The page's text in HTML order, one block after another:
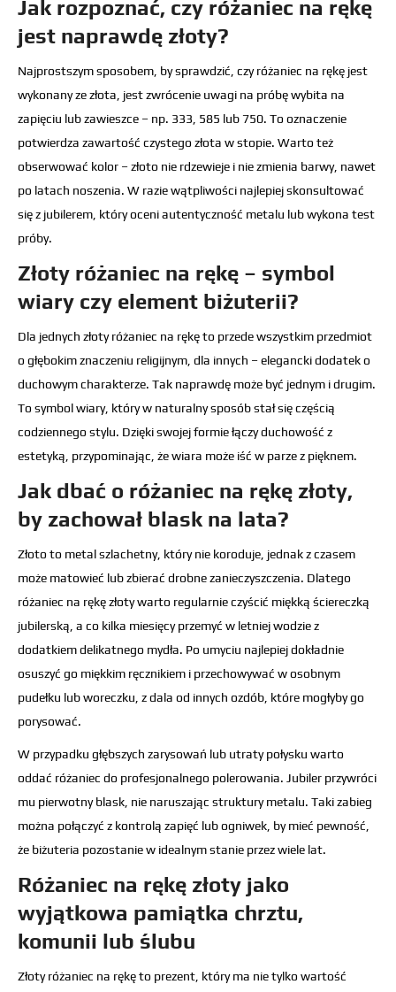
Jak rozpoznać, czy różaniec na rękę
jest naprawdę złoty?
Najprostszym sposobem, by sprawdzić, czy różaniec na rękę jest
wykonany ze złota, jest zwrócenie uwagi na próbę wybita na
zapięciu lub zawieszce – np. 333, 585 lub 750. To oznaczenie
potwierdza zawartość czystego złota w stopie. Warto też
obserwować kolor – złoto nie rdzewieje i nie zmienia barwy, nawet
po latach noszenia. W razie wątpliwości najlepiej skonsultować
się z jubilerem, który oceni autentyczność metalu lub wykona test
próby.
Złoty różaniec na rękę – symbol
wiary czy element biżuterii?
Dla jednych złoty różaniec na rękę to przede wszystkim przedmiot
o głębokim znaczeniu religijnym, dla innych – elegancki dodatek o
duchowym charakterze. Tak naprawdę może być jednym i drugim.
To symbol wiary, który w naturalny sposób stał się częścią
codziennego stylu. Dzięki swojej formie łączy duchowość z
estetyką, przypominając, że wiara może iść w parze z pięknem.
Jak dbać o różaniec na rękę złoty,
by zachował blask na lata?
Złoto to metal szlachetny, który nie koroduje, jednak z czasem
może matowieć lub zbierać drobne zanieczyszczenia. Dlatego
różaniec na rękę złoty warto regularnie czyścić miękką ściereczką
jubilerską, a co kilka miesięcy przemyć w letniej wodzie z
dodatkiem delikatnego mydła. Po umyciu najlepiej dokładnie
osuszyć go miękkim ręcznikiem i przechowywać w osobnym
pudełku lub woreczku, z dala od innych ozdób, które mogłyby go
porysować.
W przypadku głębszych zarysowań lub utraty połysku warto
oddać różaniec do profesjonalnego polerowania. Jubiler przywróci
mu pierwotny blask, nie naruszając struktury metalu. Taki zabieg
można połączyć z kontrolą zapięć lub ogniwek, by mieć pewność,
że biżuteria pozostanie w idealnym stanie przez wiele lat.
Różaniec na rękę złoty jako
wyjątkowa pamiątka chrztu,
komunii lub ślubu
Złoty różaniec na rękę to prezent, który ma nie tylko wartość